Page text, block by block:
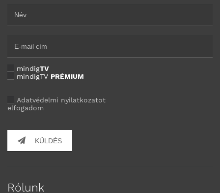
mindigTV
mindigTV PRÉMIUM
Adatvédelmi nyilatkozatot
elfogadom
KÜLDÉS
Rólunk